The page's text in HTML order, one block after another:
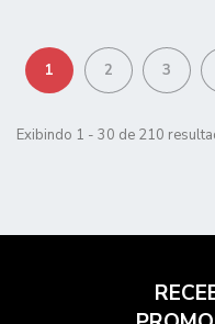
1 2 3
Exibindo 1 - 30 de 210